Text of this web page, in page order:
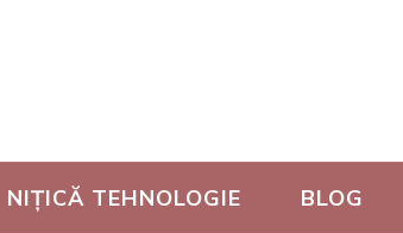
NIȚICĂ TEHNOLOGIE BLOG